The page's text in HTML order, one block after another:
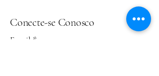
Conecte-se Conosco
Email *